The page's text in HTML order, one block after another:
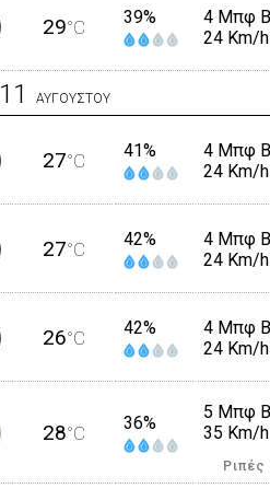
29°C 39%
4 Μπφ B
24 Km/h
11 ΑΥΓΟΥΣΤΟΥ
27°C 41%
4 Μπφ
24 Km/h
27°C 42%
4 Μπφ B
24 Km/h
26°C 42%
4 Μπφ B
24 Km/h
28°C 36%
5 Μπφ B
35 Km/h